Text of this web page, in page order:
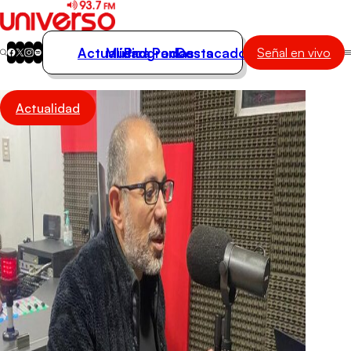
Actualidad
Música
Programas
Podcasts
Destacados
Actualidad
Música
Programas
Podcasts
Destacados Señal en vivo
Actualidad